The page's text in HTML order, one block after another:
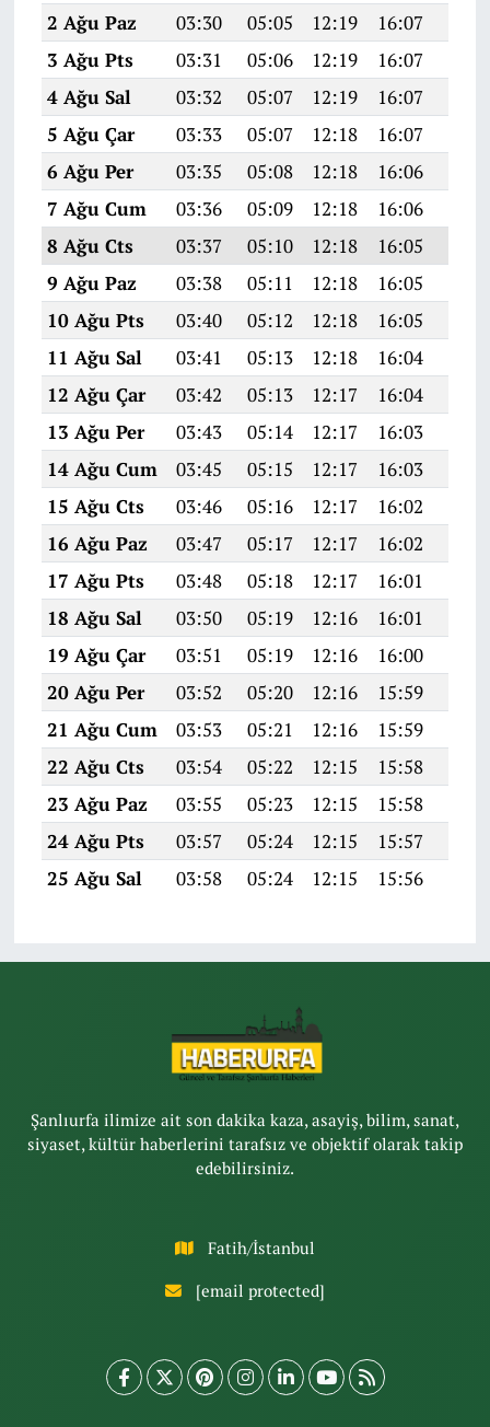
2 Ağu Paz
03:30 05:05 12:19 16:07
3 Ağu Pts
03:31 05:06 12:19 16:07
4 Ağu Sal
03:32 05:07 12:19 16:07
5 Ağu Çar
03:33 05:07 12:18 16:07
6 Ağu Per
03:35 05:08 12:18 16:06
7 Ağu Cum
03:36 05:09 12:18 16:06
8 Ağu Cts
03:37 05:10 12:18 16:05
9 Ağu Paz
03:38 05:11 12:18 16:05
10 Ağu Pts
03:40 05:12 12:18 16:05
11 Ağu Sal
03:41 05:13 12:18 16:04
12 Ağu Çar
03:42 05:13 12:17 16:04
13 Ağu Per
03:43 05:14 12:17 16:03
14 Ağu Cum
03:45 05:15 12:17 16:03
15 Ağu Cts
03:46 05:16 12:17 16:02
16 Ağu Paz
03:47 05:17 12:17 16:02
17 Ağu Pts
03:48 05:18 12:17 16:01
18 Ağu Sal
03:50 05:19 12:16 16:01
19 Ağu Çar
03:51 05:19 12:16 16:00
20 Ağu Per
03:52 05:20 12:16 15:59
21 Ağu Cum
03:53 05:21 12:16 15:59
22 Ağu Cts
03:54 05:22 12:15 15:58
23 Ağu Paz
03:55 05:23 12:15 15:58
24 Ağu Pts
03:57 05:24 12:15 15:57
25 Ağu Sal
03:58 05:24 12:15 15:56
Şanlıurfa ilimize ait son dakika kaza, asayiş, bilim, sanat,
siyaset, kültür haberlerini tarafsız ve objektif olarak takip
edebilirsiniz.
Fatih/İstanbul
[email protected]